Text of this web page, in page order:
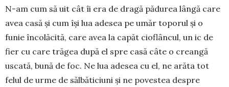
N-am cum să uit cât îi era de dragă pădurea lângă care
avea casă și cum își lua adesea pe umăr toporul și o
funie încolăcită, care avea la capăt cioflâncul, un ic de
fier cu care trăgea după el spre casă câte o creangă
uscată, bună de foc. Ne lua adesea cu el, ne arăta tot
felul de urme de sălbăticiuni și ne povestea despre